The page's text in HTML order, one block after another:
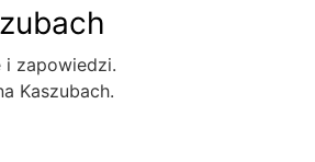
i zapowiedzi.
Kaszubach.